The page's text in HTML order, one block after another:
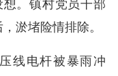
。镇村党员干部
淤堵险情排除。
线电杆被暴雨冲